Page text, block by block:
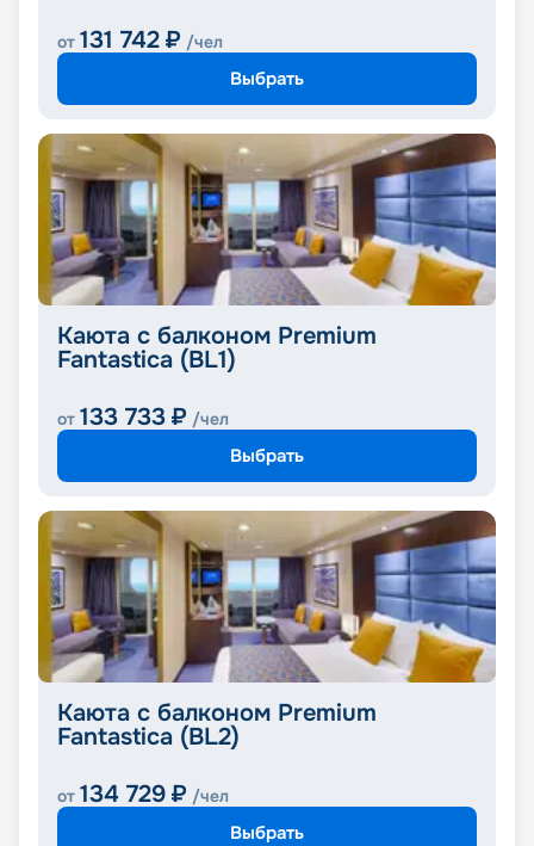
от 131 742 ₽ /чел
Выбрать
Каюта с балконом Premium
Fantastica (BL1)
от 133 733 ₽ /чел
Выбрать
Каюта с балконом Premium
Fantastica (BL2)
от 134 729 ₽ /чел
Выбрать